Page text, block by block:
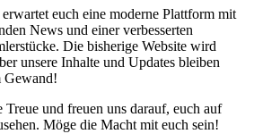
euch eine moderne Plattform mit
News und einer verbesserten
Die bisherige Website wird
unsere Inhalte und Updates bleiben
Gewand!
und freuen uns darauf, euch auf
Möge die Macht mit euch sein!